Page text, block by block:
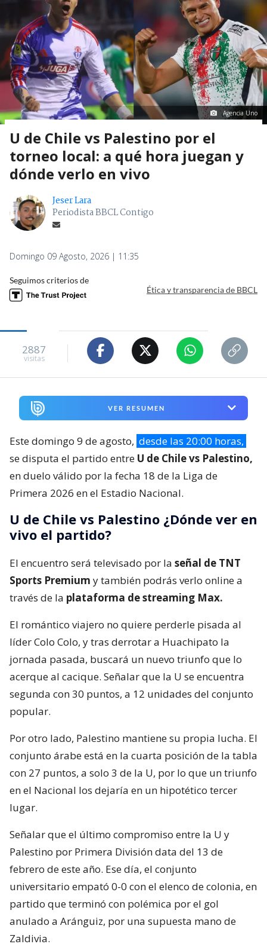
Agencia Uno
U de Chile vs Palestino por el
torneo local: a qué hora juegan y
dónde verlo en vivo
Jeser Lara
Periodista BBCL Contigo
Domingo 09 Agosto, 2026 | 11:35
Seguimos criterios de
Ética y transparencia de BBCL
2887
visitas
VER RESUMEN
Este domingo 9 de agosto, desde las 20:00 horas,
se disputa el partido entre U de Chile vs Palestino,
en duelo válido por la fecha 18 de la Liga de
Primera 2026 en el Estadio Nacional.
U de Chile vs Palestino ¿Dónde ver en
vivo el partido?
El encuentro será televisado por la señal de TNT
Sports Premium y también podrás verlo online a
través de la plataforma de streaming Max.
El romántico viajero no quiere perderle pisada al
líder Colo Colo, y tras derrotar a Huachipato la
jornada pasada, buscará un nuevo triunfo que lo
acerque al cacique. Señalar que la U se encuentra
segunda con 30 puntos, a 12 unidades del conjunto
popular.
Por otro lado, Palestino mantiene su propia lucha. El
conjunto árabe está en la cuarta posición de la tabla
con 27 puntos, a solo 3 de la U, por lo que un triunfo
en el Nacional los dejaría en un hipotético tercer
lugar.
Señalar que el último compromiso entre la U y
Palestino por Primera División data del 13 de
febrero de este año. Ese día, el conjunto
universitario empató 0-0 con el elenco de colonia, en
partido que terminó con polémica por el gol
anulado a Aránguiz, por una supuesta mano de
Zaldivia.